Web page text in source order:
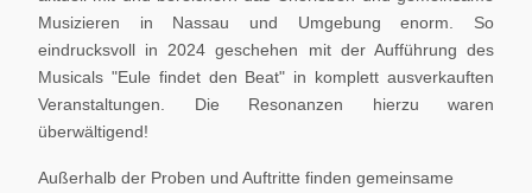
Musizieren in Nassau und Umgebung enorm. So
eindrucksvoll in 2024 geschehen mit der Aufführung des
Musicals "Eule findet den Beat" in komplett ausverkauften
Veranstaltungen. Die Resonanzen hierzu waren
überwältigend!
Außerhalb der Proben und Auftritte finden gemeinsame